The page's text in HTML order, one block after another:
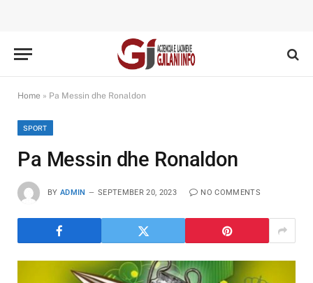
Home » Pa Messin dhe Ronaldon
SPORT
Pa Messin dhe Ronaldon
BY ADMIN SEPTEMBER 20, 2023 NO COMMENTS